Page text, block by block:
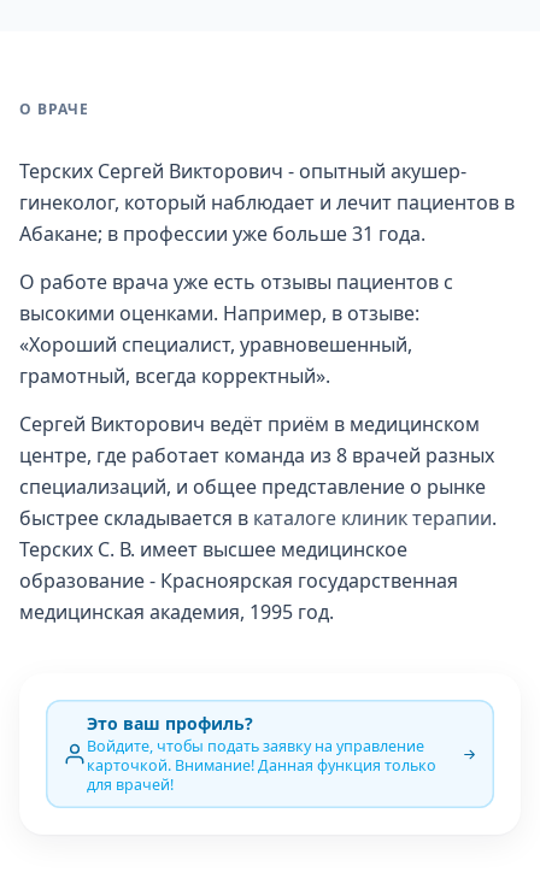
О ВРАЧЕ
Терских Сергей Викторович - опытный акушер-
гинеколог, который наблюдает и лечит пациентов в
Абакане; в профессии уже больше 31 года.
О работе врача уже есть отзывы пациентов с
высокими оценками. Например, в отзыве:
«Хороший специалист, уравновешенный,
грамотный, всегда корректный».
Сергей Викторович ведёт приём в медицинском
центре, где работает команда из 8 врачей разных
специализаций, и общее представление о рынке
быстрее складывается в каталоге клиник терапии.
Терских С. В. имеет высшее медицинское
образование - Красноярская государственная
медицинская академия, 1995 год.
Это ваш профиль?
Войдите, чтобы подать заявку на управление
карточкой. Внимание! Данная функция только
для врачей!